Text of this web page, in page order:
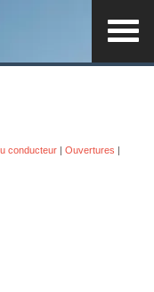
conducteur | Ouvertures |